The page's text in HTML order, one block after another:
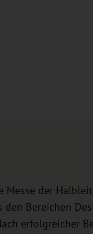
Messe der
den Bereichen
erfolgreicher